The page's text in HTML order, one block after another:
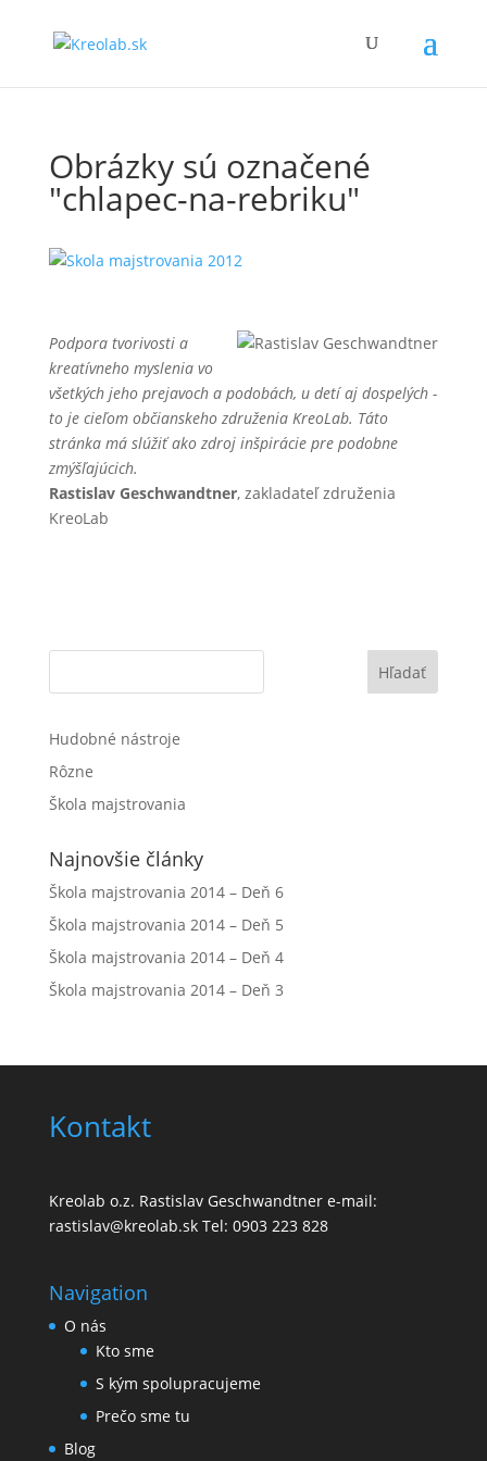
Obrázky sú označené
"chlapec-na-rebriku"
Podpora tvorivosti a
kreatívneho myslenia vo
všetkých jeho prejavoch a podobách, u detí aj dospelých -
to je cieľom občianskeho združenia KreoLab. Táto
stránka má slúžiť ako zdroj inšpirácie pre podobne
zmýšľajúcich.
Rastislav Geschwandtner, zakladateľ združenia
KreoLab
Hľadať
Hudobné nástroje
Rôzne
Škola majstrovania
Najnovšie články
Škola majstrovania 2014 – Deň 6
Škola majstrovania 2014 – Deň 5
Škola majstrovania 2014 – Deň 4
Škola majstrovania 2014 – Deň 3
Kontakt
Kreolab o.z. Rastislav Geschwandtner e-mail:
rastislav@kreolab.sk Tel: 0903 223 828
Navigation
O nás
Kto sme
S kým spolupracujeme
Prečo sme tu
Blog